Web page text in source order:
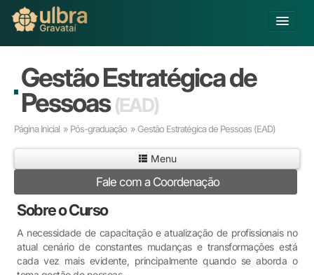
Buscar
Já sou Aluno
Matricule-se
Educação Básica
Pós-graduação
Educação a Distância
Pesquisa
Extensão
Gestão Estratégica de
Pessoas(EAD)
Página Inicial » Pós-graduação » Gestão Estratégica de Pessoas (EAD)
Menu
Fale com a Coordenação
Sobre o Curso
A necessidade de capacitação e atualização de profissionais no
atual cenário de constantes mudanças e transformações está
cada vez mais evidente, principalmente quando se aborda o